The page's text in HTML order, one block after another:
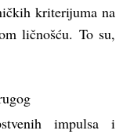
kriterijuma na
ličnošću. To su,
impulsa i